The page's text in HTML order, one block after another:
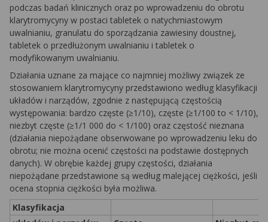
podczas badań klinicznych oraz po wprowadzeniu do obrotu
klarytromycyny w postaci tabletek o natychmiastowym
uwalnianiu, granulatu do sporządzania zawiesiny doustnej,
tabletek o przedłużonym uwalnianiu i tabletek o
modyfikowanym uwalnianiu.
Działania uznane za mające co najmniej możliwy związek ze
stosowaniem klarytromycyny przedstawiono według klasyfikacji
układów i narządów, zgodnie z następującą częstością
występowania: bardzo częste (≥1/10), częste (≥1/100 to < 1/10),
niezbyt częste (≥1/1 000 do < 1/100) oraz częstość nieznana
(działania niepożądane obserwowane po wprowadzeniu leku do
obrotu; nie można ocenić częstości na podstawie dostępnych
danych). W obrębie każdej grupy częstości, działania
niepożądane przedstawione są według malejącej ciężkości, jeśli
ocena stopnia ciężkości była możliwa.
Klasyfikacja